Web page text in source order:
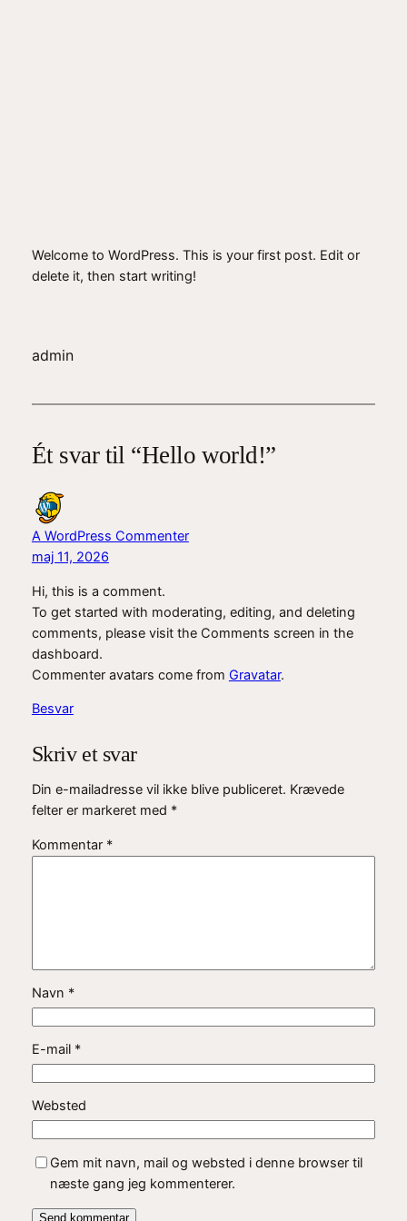
Welcome to WordPress. This is your first post. Edit or
delete it, then start writing!
admin
Ét svar til “Hello world!”
A WordPress Commenter
maj 11, 2026
Hi, this is a comment.
To get started with moderating, editing, and deleting
comments, please visit the Comments screen in the
dashboard.
Commenter avatars come from Gravatar.
Besvar
Skriv et svar
Din e-mailadresse vil ikke blive publiceret. Krævede
felter er markeret med *
Kommentar *
Navn *
E-mail *
Websted
Gem mit navn, mail og websted i denne browser til
næste gang jeg kommenterer.